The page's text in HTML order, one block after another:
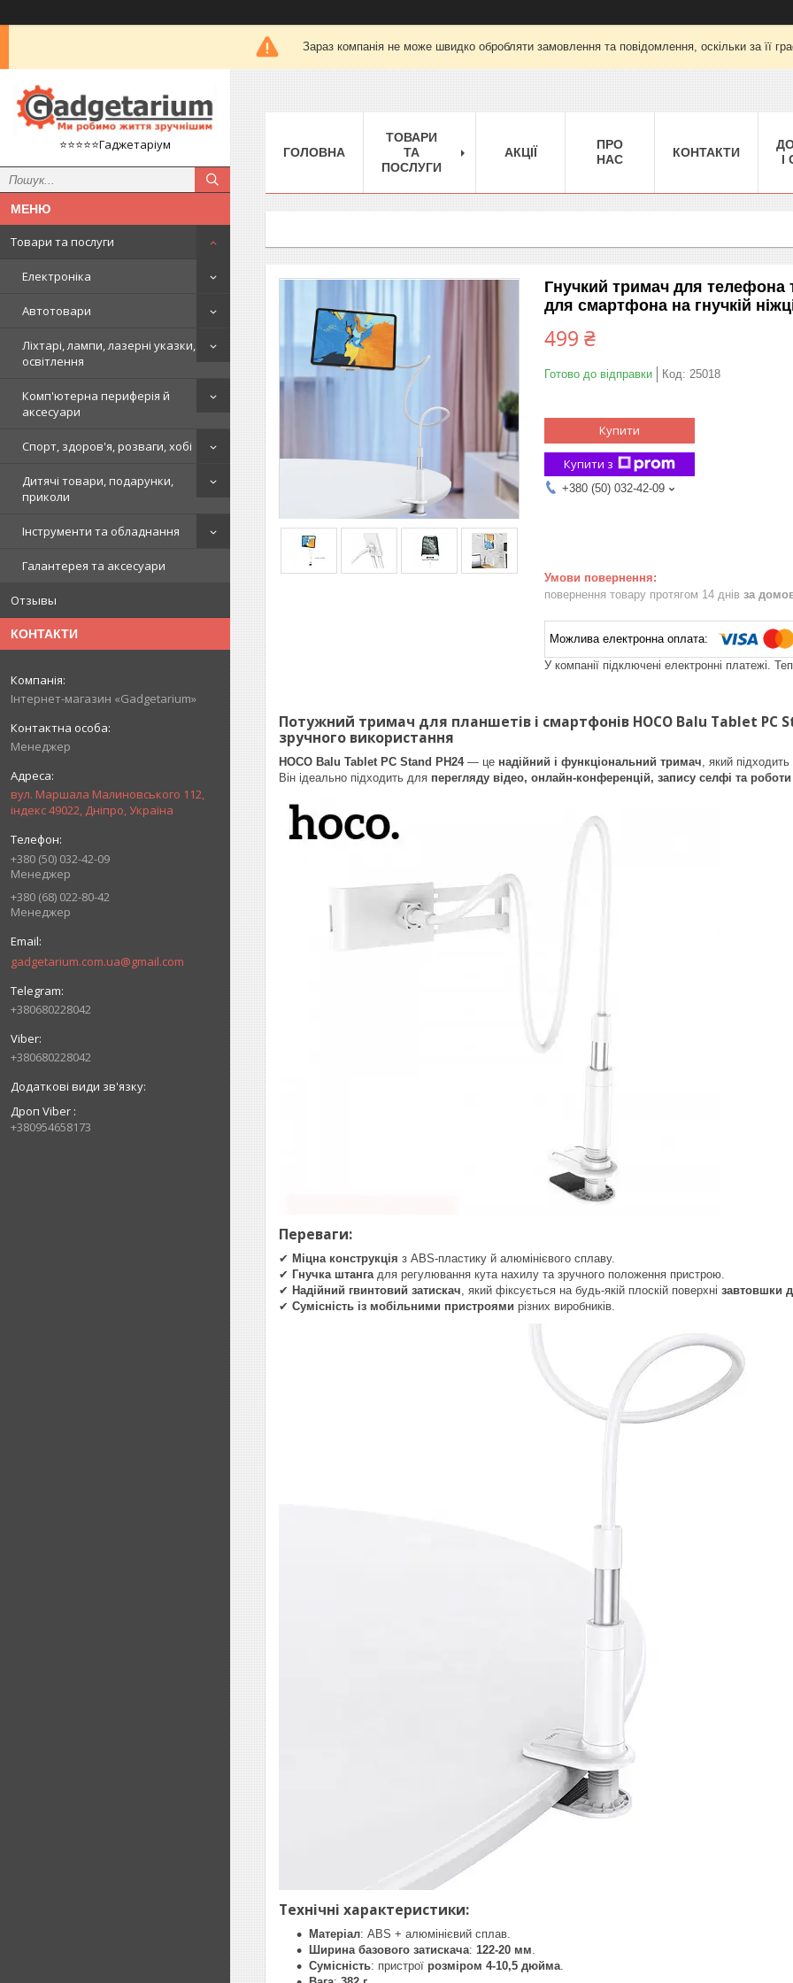
Зараз компанія не може швидко обробляти замовлення та повідомлення, оскільки за її
⭐️⭐️⭐️⭐️⭐️Гаджетаріум
Товари та послуги
Електроніка
Автотовари
Ліхтарі, лампи, лазерні указки,
освітлення
Комп'ютерна периферія й
аксесуари
Спорт, здоров'я, розваги, хобі
Дитячі товари, подарунки,
приколи
Інструменти та обладнання
Галантерея та аксесуари
Отзывы
КОНТАКТИ
Інтернет-магазин «Gadgetarium»
Менеджер
вул. Маршала Малиновського 112,
індекс 49022, Дніпро, Україна
+380 (50) 032-42-09
Менеджер
+380 (68) 022-80-42
Менеджер
gadgetarium.com.ua@gmail.com
+380680228042
+380680228042
Дроп Viber
+380954658173
ГОЛОВНА
ТОВАРИ
ТА
ПОСЛУГИ
АКЦІЇ
ПРО
НАС
КОНТАКТИ
І
Гнучкий тримач для телефона
для смартфона на гнучкій
499 ₴
Готово до відправки Код: 25018
Купити
Купити з
+380 (50) 032-42-09
повернення товару протягом 14 днів за
У компанії підключені електронні платежі.
Потужний тримач для планшетів і смартфонів HOCO Balu Tablet PC
зручного використання
HOCO Balu Tablet PC Stand PH24— це надійний і функціональний тримач , який
Він ідеально підходить для перегляду відео, онлайн-конференцій, запису селфі та роботи
Переваги:
✔ Міцна конструкція з ABS-пластику й алюмінієвого сплаву.
✔ Гнучка штанга для регулювання кута нахилу та зручного положення пристрою.
✔ Надійний гвинтовий затискач , який фіксується на будь-якій плоскій поверхні завтовшки
✔ Сумісність із мобільними пристроями різних виробників.
Технічні характеристики:
Матеріал: ABS + алюмінієвий сплав.
Ширина базового затискача: 122-20 мм
Сумісність: пристрої розміром 4-10,5 дюйма